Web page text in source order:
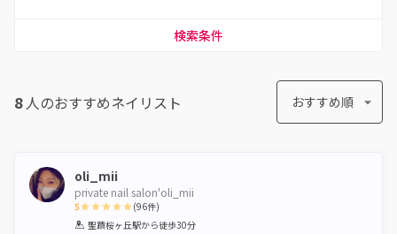
検索条件
8人のおすすめネイリスト おすすめ順
oli_mii
private nail salon'oli_mii
5
1 2 3 4 5
(96件)
聖蹟桜ヶ丘駅から徒歩30分